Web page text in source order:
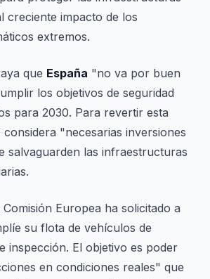
creciente impacto de los
extremos.
que España "no va por buen
los objetivos de seguridad
para 2030. Para revertir esta
considera "necesarias inversiones
salvaguarden las infraestructuras
Europea ha solicitado a
su flota de vehículos de
inspección. El objetivo es poder
en condiciones reales" que